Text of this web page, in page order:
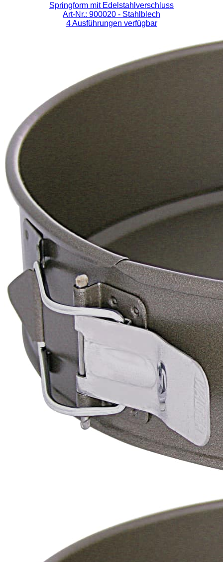
Springform mit Edelstahlverschluss
Art-Nr.: 900020 - Stahlblech
4 Ausführungen verfügbar